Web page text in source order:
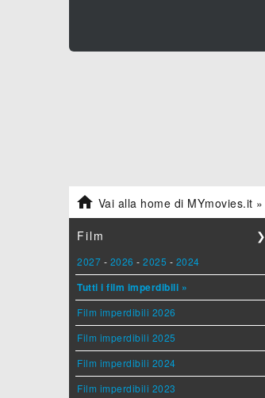
 Vai alla home di MYmovies.it »
Film ❯
2027 - 2026 - 2025 - 2024
Tutti i film imperdibili »
Film imperdibili 2026
Film imperdibili 2025
Film imperdibili 2024
Film imperdibili 2023